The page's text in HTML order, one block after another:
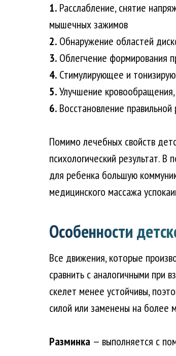
1. Расслабление, снятие
мышечных зажимов
2. Обнаружение областей
3. Облегчение формирования
4. Стимулирующее и
5.Улучшение
6. Восстановление
Помимо лечебных свойств
психологический результат.
для ребенка большую
медицинского массажа
Особенности
Все движения, которые
сравнить с аналогичными при
скелет менее устойчивы,
силой или заменены на более
Разминка — выполняется с